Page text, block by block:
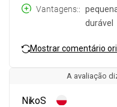
Vantagens:
durável
Mostrar comentário
A avaliação
NikoS